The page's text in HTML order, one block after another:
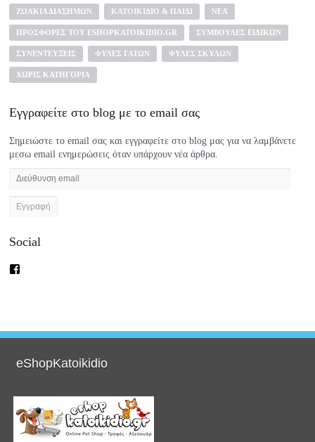
ΖΩΆΚΙΑ ΔΙΑΣΉΜΩΝ ΚΑΤΟΙΚΊΔΙΟ & ΠΑΙΔΊ ΝΈΑ
ΠΡΟΣΦΟΡΈΣ ΤΟΥ ESHOPKATOIKIDIO.GR ΣΥΜΒΟΥΛΈΣ ΕΙΔΙΚΏΝ
ΣΥΝΕΝΤΕΎΞΕΙΣ ΦΥΛΈΣ ΓΑΤΏΝ ΦΥΛΈΣ ΣΚΎΛΩΝ
ΧΩΡΊΣ ΚΑΤΗΓΟΡΊΑ
Εγγραφείτε στο blog με το email σας
Σημειώστε το email σας και εγγραφείτε στο blog μας για να λαμβάνετε
μεσω email ενημερώσεις όταν υπάρχουν νέα άρθρα.
Διεύθυνση
Social
eShopKatoikidio